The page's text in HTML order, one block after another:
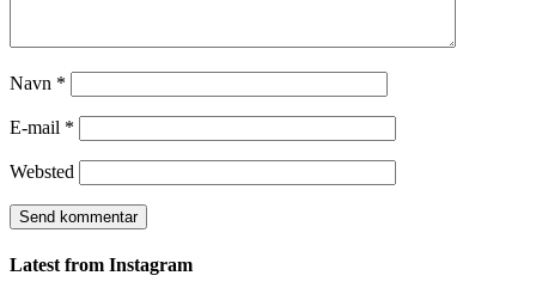
Navn *
E-mail *
Websted
Latest from Instagram